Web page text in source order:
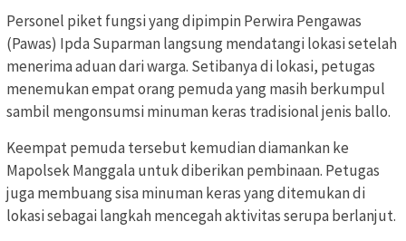
Personel piket fungsi yang dipimpin Perwira Pengawas
(Pawas) Ipda Suparman langsung mendatangi lokasi setelah
menerima aduan dari warga. Setibanya di lokasi, petugas
menemukan empat orang pemuda yang masih berkumpul
sambil mengonsumsi minuman keras tradisional jenis ballo.
Keempat pemuda tersebut kemudian diamankan ke
Mapolsek Manggala untuk diberikan pembinaan. Petugas
juga membuang sisa minuman keras yang ditemukan di
lokasi sebagai langkah mencegah aktivitas serupa berlanjut.